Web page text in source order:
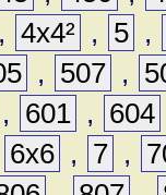
, 4x4² , 5 ,
, 507 ,
, 601 , 604
6x6 , 7 ,